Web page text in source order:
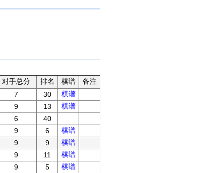
对手总分 排名 棋谱
备注
7 30
棋谱
9 13
棋谱
6
40
9 6
棋谱
9 9
棋谱
9 11
棋谱
9 5 棋谱